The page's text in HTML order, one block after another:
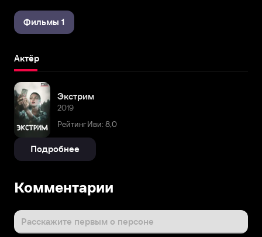
Фильмы 1
Актёр
Экстрим
2019
Рейтинг Иви: 8,0
Подробнее
Комментарии
Расскажите первым о персоне